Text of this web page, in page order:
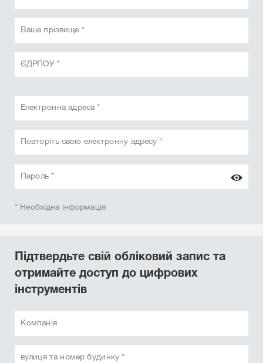
Ваше прізвище *
ЄДРПОУ *
Електронна адреса *
Повторіть свою електронну адресу *
Пароль *
* Необхідна інформація
Підтвердьте свій обліковий запис та
отримайте доступ до цифрових
інструментів
Компанія
вулиця та номер будинку *